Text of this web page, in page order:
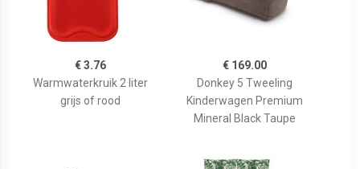
€ 3.76
Warmwaterkruik 2 liter
grijs of rood
€ 169.00
Donkey 5 Tweeling
Kinderwagen Premium
Mineral Black Taupe